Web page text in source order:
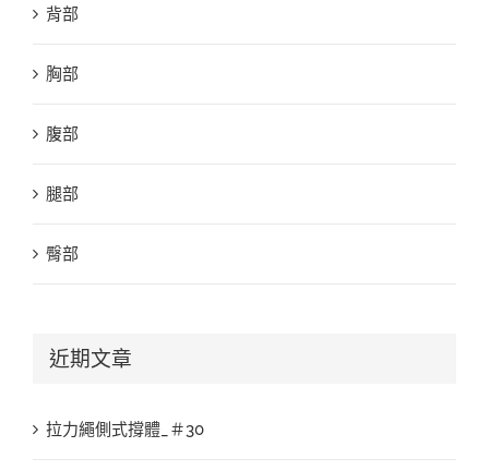
背部
胸部
腹部
腿部
臀部
近期文章
拉力繩側式撐體_＃30